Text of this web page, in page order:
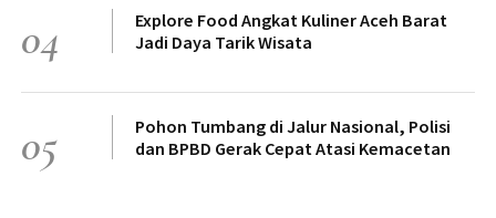
04
Explore Food Angkat Kuliner Aceh Barat
Jadi Daya Tarik Wisata
05
Pohon Tumbang di Jalur Nasional, Polisi
dan BPBD Gerak Cepat Atasi Kemacetan